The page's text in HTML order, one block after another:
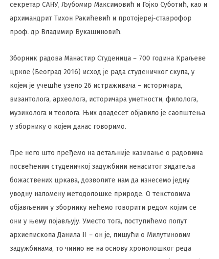
секретар САНУ, Љубомир Максимовић и Гојко Суботић, као и
архимандрит Тихон Ракићевић и протојереј-ставрофор
проф. др Владимир Вукашиновић.
Зборник радова Манастир Студеница – 700 година Краљеве
цркве (Београд 2016) исход је рада студеничког скупа, у
којем је учешће узело 26 истраживача – историчара,
византолога, археолога, историчара уметности, филолога,
музиколога и теолога. Њих двадесет објавило је саопштења
у зборнику о којем данас говоримо.
Пре него што пређемо на детаљније казивање о радовима
посвећеним студеничкој задужбини ненаситог зидатеља
божаствених цркава, дозволите нам да изнесемо једну
уводну напомену методолошке природе. О текстовима
објављеним у зборнику нећемо говорити редом којим се
они у њему појављују. Уместо тога, поступићемо попут
архиепископа Данила II – он је, пишући о Милутиновим
задужбинама, то чинио не на основу хронолошког реда